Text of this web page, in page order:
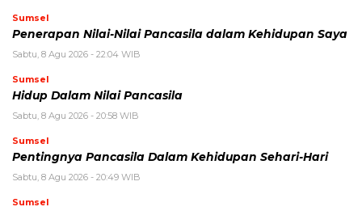
Sumsel
Penerapan Nilai-Nilai Pancasila dalam Kehidupan Saya
Sabtu, 8 Agu 2026 - 22:04 WIB
Sumsel
Hidup Dalam Nilai Pancasila
Sabtu, 8 Agu 2026 - 20:58 WIB
Sumsel
Pentingnya Pancasila Dalam Kehidupan Sehari-Hari
Sabtu, 8 Agu 2026 - 20:49 WIB
Sumsel